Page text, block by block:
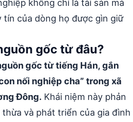
không chỉ là tài sản mà
tín của dòng họ được gìn giữ
gốc từ đâu?
gốc từ tiếng Hán, gắn
nối nghiệp cha” trong xã
Đông. Khái niệm này phản
và phát triển của gia đình